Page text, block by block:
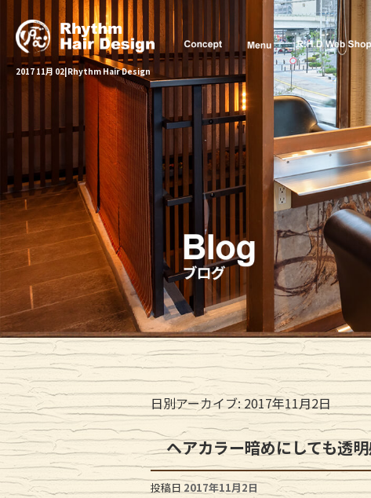
2017 11月 02|Rhythm Hair Design
日別アーカイブ:2017年11月2日
ヘアカラー暗めにしても透
投稿日 2017年11月2日